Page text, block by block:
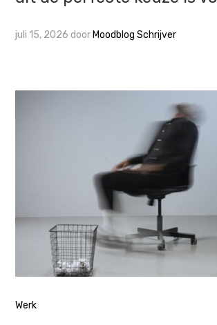
juli 15, 2026 doorMoodblog Schrijver
Werk